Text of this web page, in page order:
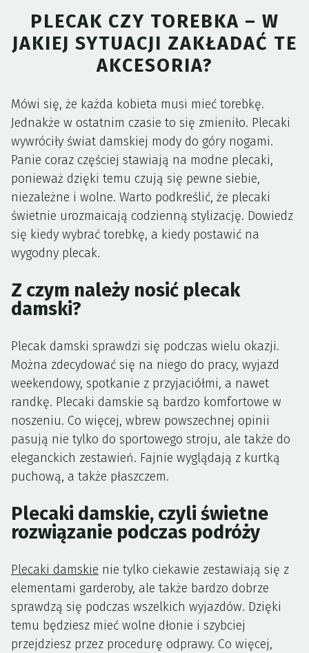
PLECAK CZY TOREBKA – W
JAKIEJ SYTUACJI ZAKŁADAĆ TE
AKCESORIA?
Mówi się, że każda kobieta musi mieć torebkę.
Jednakże w ostatnim czasie to się zmieniło. Plecaki
wywróciły świat damskiej mody do góry nogami.
Panie coraz częściej stawiają na modne plecaki,
ponieważ dzięki temu czują się pewne siebie,
niezależne i wolne. Warto podkreślić, że plecaki
świetnie urozmaicają codzienną stylizację. Dowiedz
się kiedy wybrać torebkę, a kiedy postawić na
wygodny plecak.
Z czym należy nosić plecak
damski?
Plecak damski sprawdzi się podczas wielu okazji.
Można zdecydować się na niego do pracy, wyjazd
weekendowy, spotkanie z przyjaciółmi, a nawet
randkę. Plecaki damskie są bardzo komfortowe w
noszeniu. Co więcej, wbrew powszechnej opinii
pasują nie tylko do sportowego stroju, ale także do
eleganckich zestawień. Fajnie wyglądają z kurtką
puchową, a także płaszczem.
Plecaki damskie, czyli świetne
rozwiązanie podczas podróży
Plecaki damskie nie tylko ciekawie zestawiają się z
elementami garderoby, ale także bardzo dobrze
sprawdzą się podczas wszelkich wyjazdów. Dzięki
temu będziesz mieć wolne dłonie i szybciej
przejdziesz przez procedurę odprawy. Co więcej,